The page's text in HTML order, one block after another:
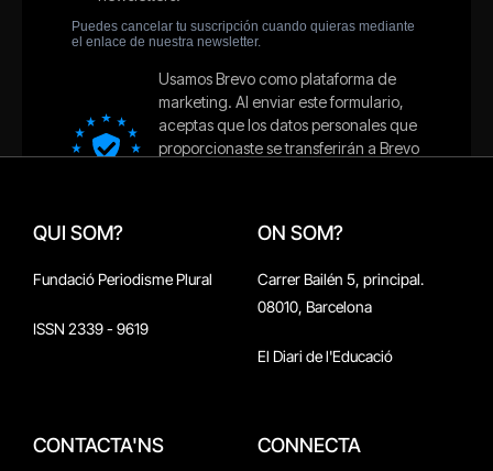
QUI SOM?
Fundació Periodisme Plural
ISSN 2339 - 9619
ON SOM?
Carrer Bailén 5, principal.
08010, Barcelona
El Diari de l'Educació
CONTACTA'NS CONNECTA